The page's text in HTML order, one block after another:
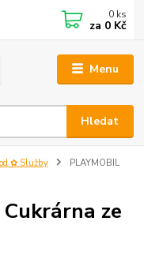
Menu
Hledat
0 ks
za 0 Kč
✿ Služby
PLAYMOBIL
ze